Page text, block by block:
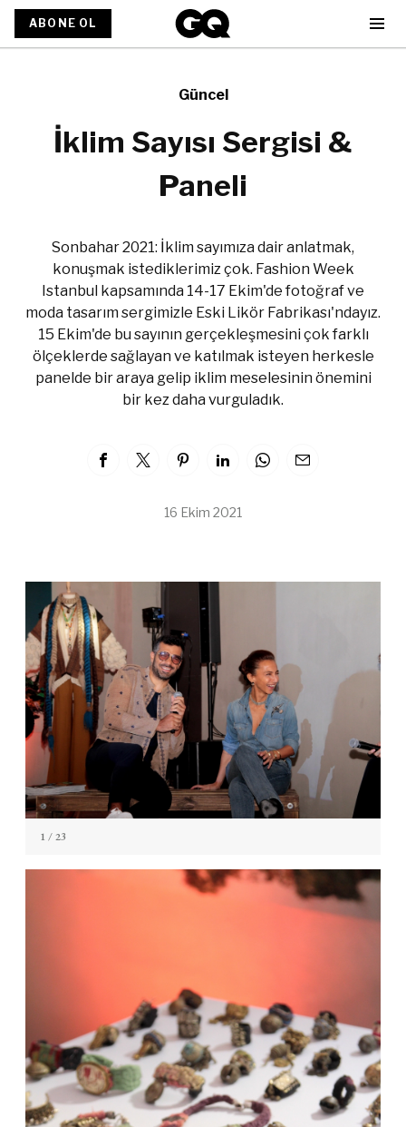
ABONE OL
Güncel
İklim Sayısı Sergisi &
Paneli
Sonbahar 2021: İklim sayımıza dair anlatmak,
konuşmak istediklerimiz çok. Fashion Week
Istanbul kapsamında 14-17 Ekim'de fotoğraf ve
moda tasarım sergimizle Eski Likör Fabrikası'ndayız.
15 Ekim'de bu sayının gerçekleşmesini çok farklı
ölçeklerde sağlayan ve katılmak isteyen herkesle
panelde bir araya gelip iklim meselesinin önemini
bir kez daha vurguladık.
16 Ekim 2021
1 / 23